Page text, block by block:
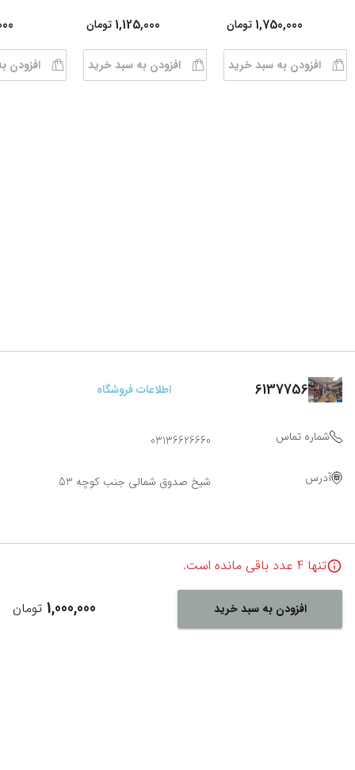
1,750,000 تومان
افزودن به سبد خرید
1,125,000 تومان
افزودن به سبد خرید افزودن
تنها 4 عدد باقی مانده است.
افزودن به سبد خرید 1,000,000 تومان
6137756 اطلاعات فروشگاه
شماره تماس 03136626660
آدرس شیخ صدوق شمالی جنب کوچه 53